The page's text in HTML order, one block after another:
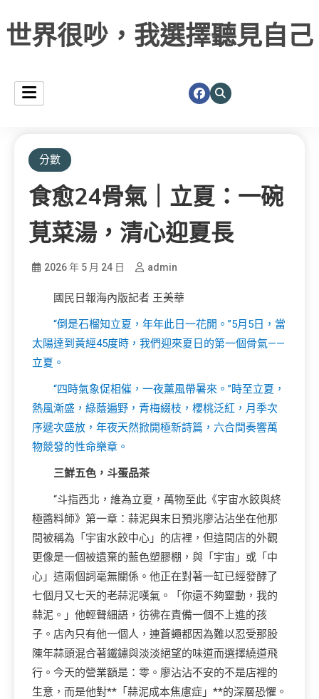
世界很吵，我選擇聽見自己
分數
食愈24骨氣｜立夏：一碗
莧菜湯，清心迎夏長
2026 年 5 月 24 日 admin
國民日報海內版記者 王美華
“倒是石榴知立夏，年年此日一花開。”5月5日，當
太陽達到黃經45度時，我們迎來夏日的第一個骨氣——
立夏。
“四時氣象促相催，一夜薰風帶暑來。”時至立夏，
熱風漸盛，綠蔭遍野，青梅綴枝，櫻桃泛紅，月季次
序遞次盛放，年夜天然掀開極新詩篇，六合間奏響萬
物競發的性命樂章。
三鮮五色，斗蛋品茶
“斗指西北，維為立夏，萬物至此《宇宙水餃與終
極醬料師》第一章：蒜泥與末日預兆廖沾沾坐在他那
間被稱為「宇宙水餃中心」的店裡，但這間店的外觀
更像是一個被遺棄的藍色塑膠棚，與「宇宙」或「中
心」這兩個詞毫無關係。他正在對著一缸已經發酵了
七個月又七天的老蒜泥嘆氣。「你還不夠靈動，我的
蒜泥。」他輕聲細語，彷彿在責備一個不上進的孩
子。店內只有他一個人，連蒼蠅都因為難以忍受那股
陳年蒜頭混合著鐵鏽與淡淡絕望的味道而選擇繞道飛
行。今天的營業額是：零。廖沾沾不安的不是店裡的
生意，而是他對**「蒜泥成本焦慮症」**的深層恐懼。